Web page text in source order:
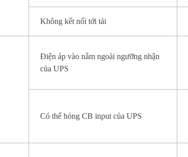
Không kết nối tới tải
Điện áp vào nằm ngoài ngưỡng nhận
của UPS
Có thể hỏng CB input của UPS